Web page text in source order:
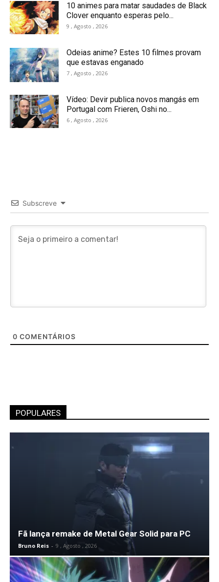
10 animes para matar saudades de Black
Clover enquanto esperas pelo...
9 , Agosto , 2026
Odeias anime? Estes 10 filmes provam
que estavas enganado
7 , Agosto , 2026
Vídeo: Devir publica novos mangás em
Portugal com Frieren, Oshi no...
6 , Agosto , 2026
Subscreve
0 COMENTÁRIOS
POPULARES
Fã lança remake de Metal Gear Solid para PC
Bruno Reis - 9 , Agosto , 2026